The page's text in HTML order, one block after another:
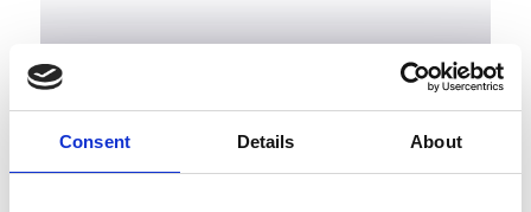
Consent Details About